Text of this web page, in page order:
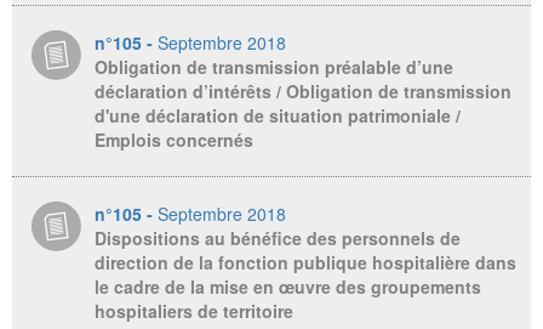
n°105 - Septembre 2018
Obligation de transmission préalable d’une
déclaration d’intérêts / Obligation de transmission
d'une déclaration de situation patrimoniale /
Emplois concernés
n°105 - Septembre 2018
Dispositions au bénéfice des personnels de
direction de la fonction publique hospitalière dans
le cadre de la mise en œuvre des groupements
hospitaliers de territoire